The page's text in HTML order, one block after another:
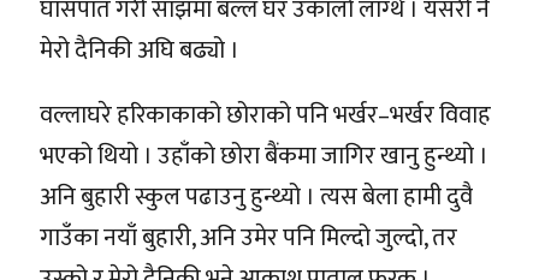
घासँपात गरी साझँमा बल्ल घर उकालो लाग्थे । यसरी नै
मेरो दैनिकी अघि बढ्यो ।
वल्लाघरे हरिकाकाको छोराको पनि भर्खर–भर्खर विवाह
भएको थियो । उहाँको छोरा बैंकमा जागिर खानु हुन्थ्यो ।
अनि बुहारी स्कुल पढाउनु हुन्थ्यो । त्यस बेला हामी दुवै
गाउँका नयाँ बुहारी, अनि उमेर पनि मिल्दो जुल्दो, तर